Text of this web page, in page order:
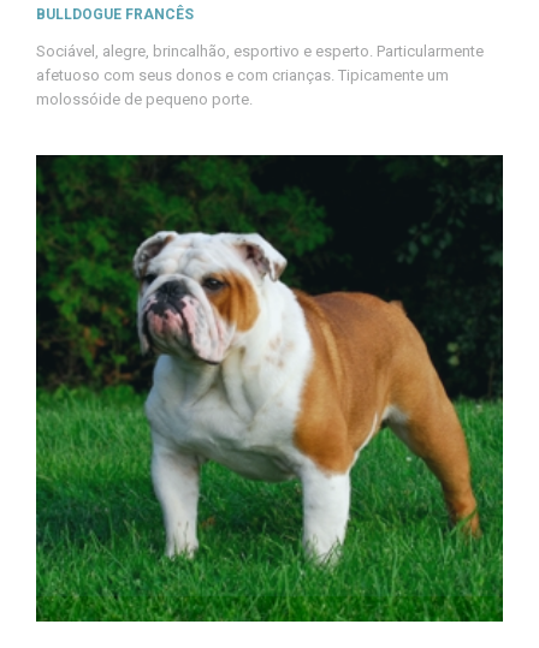
BULLDOGUE FRANCÊS
Sociável, alegre, brincalhão, esportivo e esperto. Particularmente
afetuoso com seus donos e com crianças. Tipicamente um
molossóide de pequeno porte.